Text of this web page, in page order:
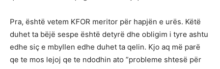
Pra, është vetem KFOR meritor për hapjën e urës. Këtë
duhet ta bëjë sespe është detyrë dhe obligim i tyre ashtu
edhe siç e mbyllen edhe duhet ta qelin. Kjo aq më parë
qe te mos lejoj qe te ndodhin ato ”probleme shtesë për